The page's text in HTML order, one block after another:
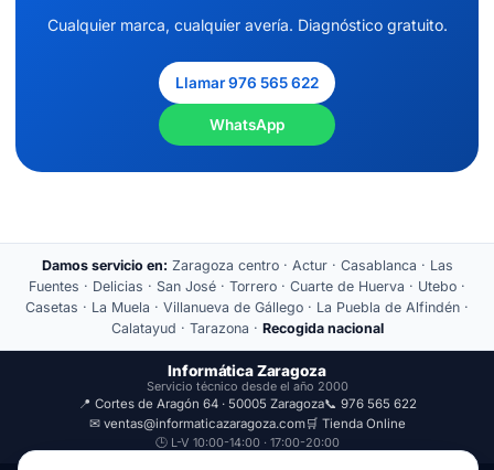
Cualquier marca, cualquier avería. Diagnóstico gratuito.
Llamar 976 565 622
WhatsApp
Damos servicio en: Zaragoza centro · Actur · Casablanca · Las
Fuentes · Delicias · San José · Torrero · Cuarte de Huerva · Utebo ·
Casetas · La Muela · Villanueva de Gállego · La Puebla de Alfindén ·
Calatayud · Tarazona · Recogida nacional
Informática Zaragoza
Servicio técnico desde el año 2000
📍 Cortes de Aragón 64 · 50005 Zaragoza📞 976 565 622
✉ ventas@informaticazaragoza.com🛒 Tienda Online
🕒 L-V 10:00-14:00 · 17:00-20:00